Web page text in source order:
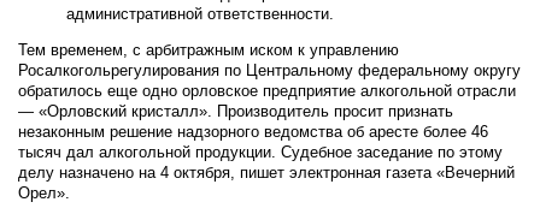
административной ответственности.
Тем временем, с арбитражным иском к управлению
Росалкогольрегулирования по Центральному федеральному округу
обратилось еще одно орловское предприятие алкогольной отрасли
— «Орловский кристалл». Производитель просит признать
незаконным решение надзорного ведомства об аресте более 46
тысяч дал алкогольной продукции. Судебное заседание по этому
делу назначено на 4 октября, пишет электронная газета «Вечерний
Орел».